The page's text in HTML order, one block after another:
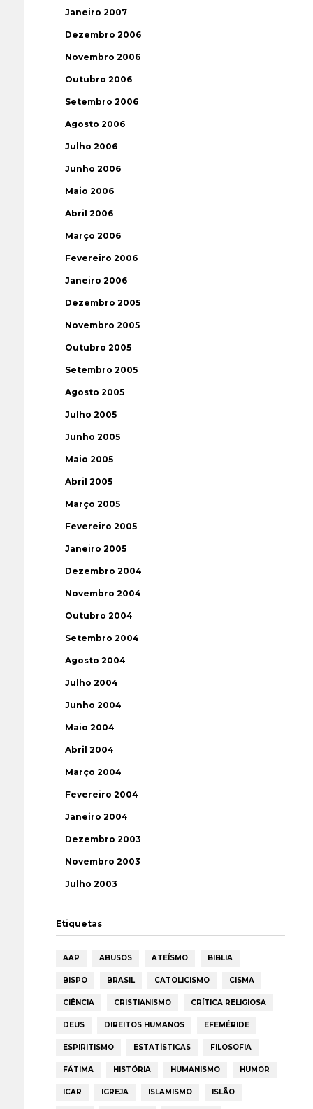
Janeiro 2007
Dezembro 2006
Novembro 2006
Outubro 2006
Setembro 2006
Agosto 2006
Julho 2006
Junho 2006
Maio 2006
Abril 2006
Março 2006
Fevereiro 2006
Janeiro 2006
Dezembro 2005
Novembro 2005
Outubro 2005
Setembro 2005
Agosto 2005
Julho 2005
Junho 2005
Maio 2005
Abril 2005
Março 2005
Fevereiro 2005
Janeiro 2005
Dezembro 2004
Novembro 2004
Outubro 2004
Setembro 2004
Agosto 2004
Julho 2004
Junho 2004
Maio 2004
Abril 2004
Março 2004
Fevereiro 2004
Janeiro 2004
Dezembro 2003
Novembro 2003
Julho 2003
Etiquetas
AAP ABUSOS ATEÍSMO BIBLIA
BISPO BRASIL CATOLICISMO CISMA
CIÊNCIA CRISTIANISMO CRÍTICA RELIGIOSA
DEUS DIREITOS HUMANOS EFEMÉRIDE
ESPIRITISMO ESTATÍSTICAS FILOSOFIA
FÁTIMA HISTÓRIA HUMANISMO HUMOR
ICAR IGREJA ISLAMISMO ISLÃO